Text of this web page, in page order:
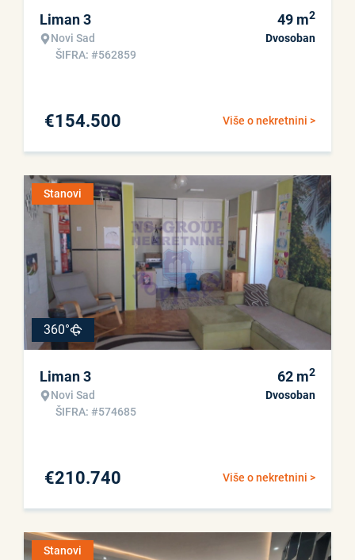
Liman 3
Novi Sad
ŠIFRA: #562859
49 m2
Dvosoban
Više o nekretnini >
€154.500
Stanovi
360°
Liman 3
Novi Sad
ŠIFRA: #574685
62 m2
Dvosoban
Više o nekretnini >
€210.740
Stanovi